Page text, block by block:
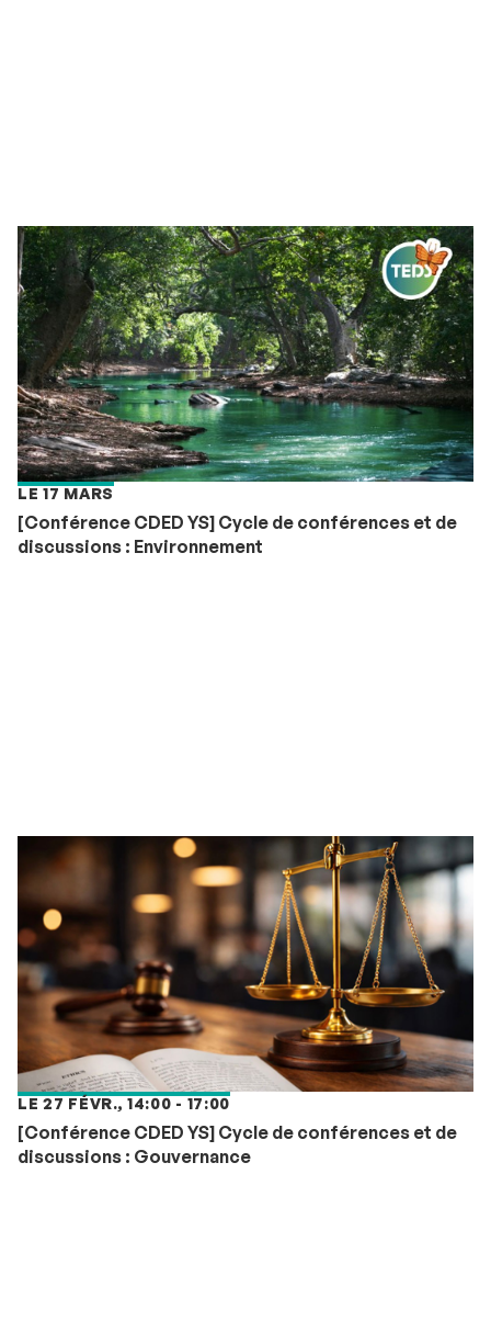
LE 17 MARS
[Conférence CDED YS] Cycle de conférences et de
discussions : Environnement
LE 27 FÉVR., 14:00 - 17:00
[Conférence CDED YS] Cycle de conférences et de
discussions : Gouvernance